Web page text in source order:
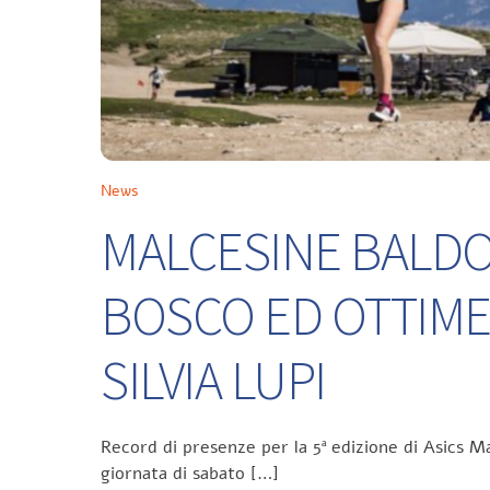
News
MALCESINE
BOSCO ED
SILVIA LUPI
Record di presenze per la 5ª edizione di Asics
giornata di sabato […]